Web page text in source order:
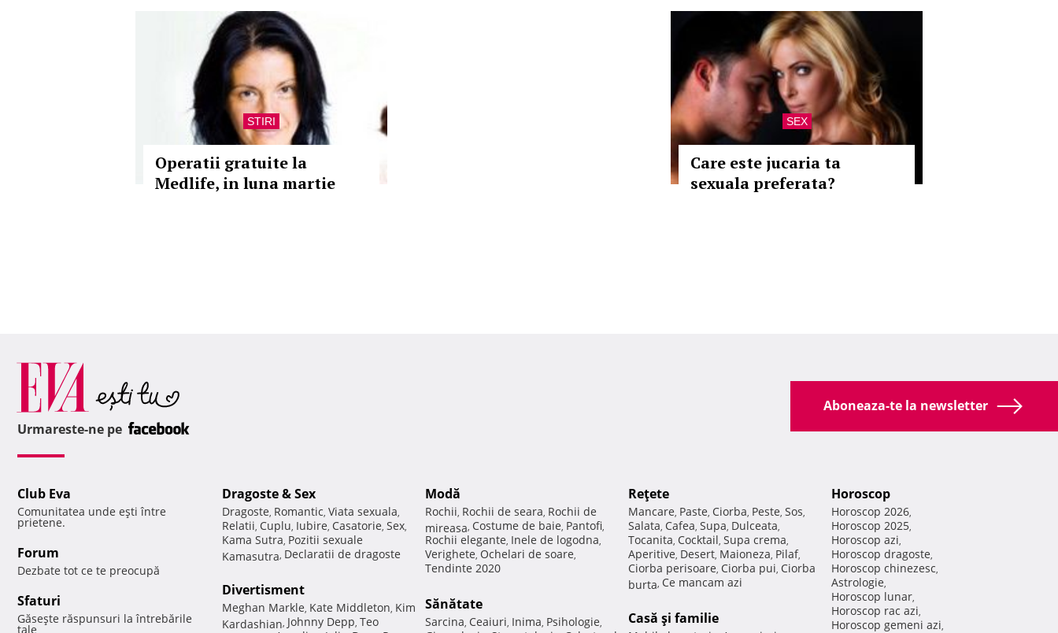
STIRI
Operatii gratuite la
Medlife, in luna martie
SEX
Care este jucaria ta
sexuala preferata?
Aboneaza-te la newsletter
Urmareste-ne pe
Club Eva
Comunitatea unde eşti între
prietene.
Forum
Dezbate tot ce te preocupă
Sfaturi
Găseşte răspunsuri la întrebările
tale
Dragoste & Sex
Dragoste, Romantic, Viata sexuala,
Relatii, Cuplu, Iubire, Casatorie, Sex,
Kama Sutra, Pozitii sexuale
Kamasutra, Declaratii de dragoste
Divertisment
Meghan Markle, Kate Middleton, Kim
Kardashian, Johnny Depp, Teo
Modă
Rochii, Rochii de seara, Rochii de
mireasa, Costume de baie, Pantofi,
Rochii elegante, Inele de logodna,
Verighete, Ochelari de soare,
Tendinte 2020
Sănătate
Sarcina, Ceaiuri, Inima, Psihologie,
Reţete
Mancare, Paste, Ciorba, Peste, Sos,
Salata, Cafea, Supa, Dulceata,
Tocanita, Cocktail, Supa crema,
Aperitive, Desert, Maioneza, Pilaf,
Ciorba perisoare, Ciorba pui, Ciorba
burta, Ce mancam azi
Casă şi familie
Horoscop
Horoscop 2026,
Horoscop 2025,
Horoscop azi,
Horoscop dragoste,
Horoscop chinezesc,
Astrologie,
Horoscop lunar,
Horoscop rac azi,
Horoscop gemeni azi,